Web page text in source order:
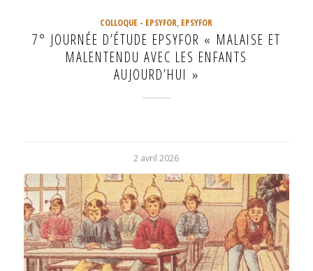
COLLOQUE - EPSYFOR, EPSYFOR
7° JOURNÉE D’ÉTUDE EPSYFOR « MALAISE ET
MALENTENDU AVEC LES ENFANTS
AUJOURD’HUI »
2 avril 2026